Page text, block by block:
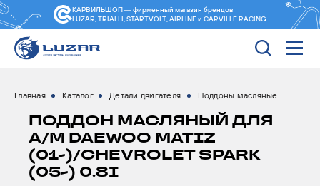
КАРВИЛЬШОП — фирменный магазин брендов
LUZAR, TRIALLI, STARTVOLT, AIRLINE и CARVILLE RACING
Главная Каталог Детали двигателя Поддоны масляные
ПОДДОН МАСЛЯНЫЙ ДЛЯ
А/М DAEWOO MATIZ
(01-)/CHEVROLET SPARK
(05-) 0.8I